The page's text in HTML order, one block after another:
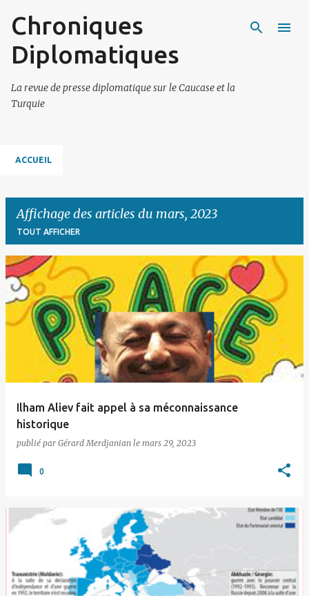
Accéder au contenu principal
Chroniques
Diplomatiques
La revue de presse diplomatique sur le Caucase et la
Turquie
ACCUEIL
Affichage des articles du mars, 2023
TOUT AFFICHER
A
r
t
Ilham Aliev fait appel à sa méconnaissance
historique
publié par Gérard Merdjanian le mars 29, 2023
0